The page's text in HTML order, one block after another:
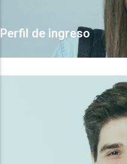
Perfil de ingreso